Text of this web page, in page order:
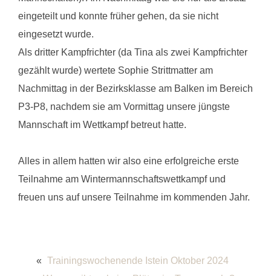
eingeteilt und konnte früher gehen, da sie nicht
eingesetzt wurde.
Als dritter Kampfrichter (da Tina als zwei Kampfrichter
gezählt wurde) wertete Sophie Strittmatter am
Nachmittag in der Bezirksklasse am Balken im Bereich
P3-P8, nachdem sie am Vormittag unsere jüngste
Mannschaft im Wettkampf betreut hatte.
Alles in allem hatten wir also eine erfolgreiche erste
Teilnahme am Wintermannschaftswettkampf und
freuen uns auf unsere Teilnahme im kommenden Jahr.
« Trainingswochenende Istein Oktober 2024